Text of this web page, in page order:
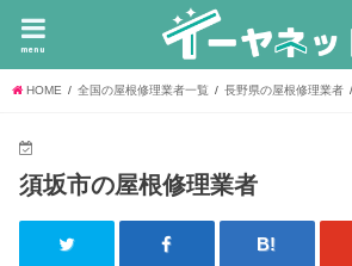
menu
HOME 全国の屋根修理業者一覧 長野県の屋根修理業者
須坂市の屋根修理業者